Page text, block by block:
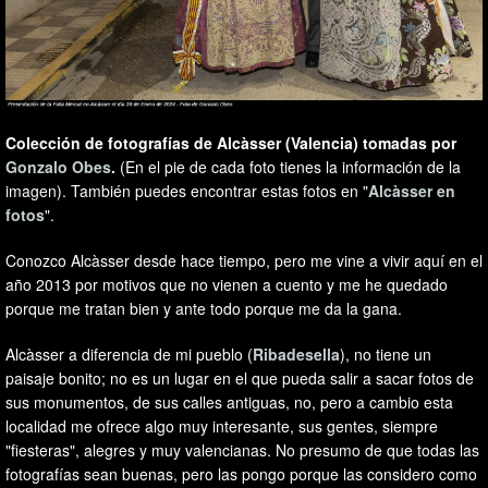
Colección de fotografías de Alcàsser (Valencia) tomadas por
Gonzalo Obes. (En el pie de cada foto tienes la información de la
imagen). También puedes encontrar estas fotos en "Alcàsser en
fotos".
Conozco Alcàsser desde hace tiempo, pero me vine a vivir aquí en el
año 2013 por motivos que no vienen a cuento y me he quedado
porque me tratan bien y ante todo porque me da la gana.
Alcàsser a diferencia de mi pueblo (Ribadesella), no tiene un
paisaje bonito; no es un lugar en el que pueda salir a sacar fotos de
sus monumentos, de sus calles antiguas, no, pero a cambio esta
localidad me ofrece algo muy interesante, sus gentes, siempre
"fiesteras", alegres y muy valencianas. No presumo de que todas las
fotografías sean buenas, pero las pongo porque las considero como